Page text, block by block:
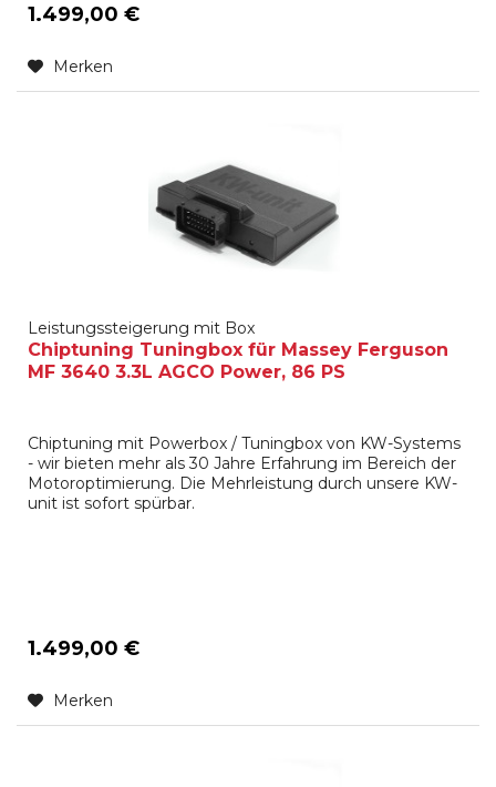
1.499,00 €
Merken
Leistungssteigerung mit Box
Chiptuning Tuningbox für Massey Ferguson
MF 3640 3.3L AGCO Power, 86 PS
Chiptuning mit Powerbox / Tuningbox von KW-Systems
- wir bieten mehr als 30 Jahre Erfahrung im Bereich der
Motoroptimierung. Die Mehrleistung durch unsere KW-
unit ist sofort spürbar.
1.499,00 €
Merken